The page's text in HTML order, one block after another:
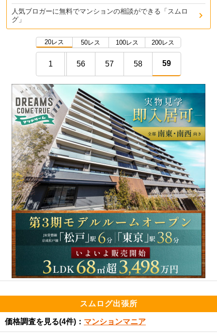
人気ブロガーに無料でマンションの相談ができる「スムロ
グ」
20レス 50レス 100レス 200レス
1 56 57 58 59
スムログ出張所
価格調査を見る(4件)： マンションマニア